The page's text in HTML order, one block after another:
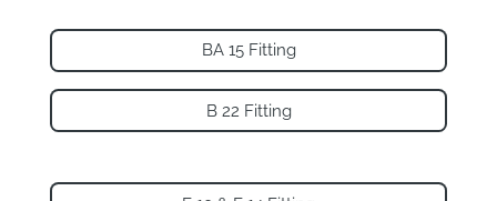
BA 15 Fitting
B 22 Fitting